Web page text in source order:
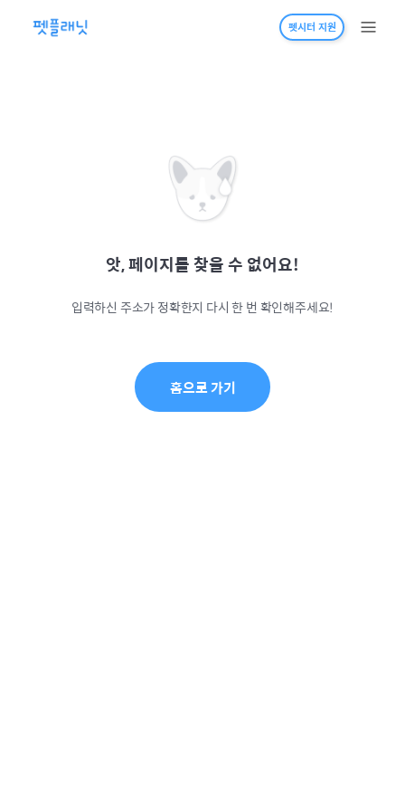
펫시터 지원
앗, 페이지를 찾을 수 없어요!
입력하신 주소가 정확한지 다시 한 번 확인해주세요!
홈으로 가기